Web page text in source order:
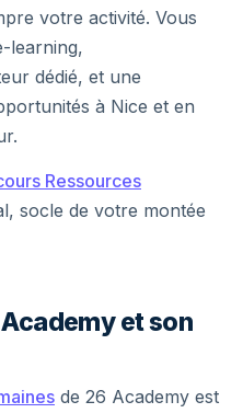
votre activité. Vous
learning,
dédié, et une
à Nice et en
Ressources
socle de votre montée
et son
de 26 Academy est